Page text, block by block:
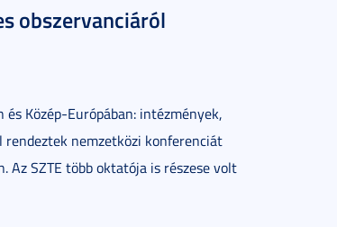
obszervanciáról
és Közép-Európában: intézmények,
rendeztek nemzetközi konferenciát
Az SZTE több oktatója is részese volt